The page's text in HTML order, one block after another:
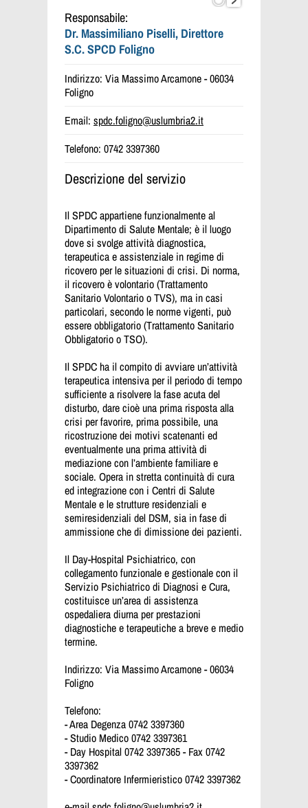
Responsabile:
Dr. Massimiliano Piselli, Direttore
S.C. SPCD Foligno
Indirizzo: Via Massimo Arcamone - 06034
Foligno
Email: spdc.foligno@uslumbria2.it
Telefono: 0742 3397360
Descrizione del servizio
Il SPDC appartiene funzionalmente al
Dipartimento di Salute Mentale; è il luogo
dove si svolge attività diagnostica,
terapeutica e assistenziale in regime di
ricovero per le situazioni di crisi. Di norma,
il ricovero è volontario (Trattamento
Sanitario Volontario o TVS), ma in casi
particolari, secondo le norme vigenti, può
essere obbligatorio (Trattamento Sanitario
Obbligatorio o TSO).
Il SPDC ha il compito di avviare un’attività
terapeutica intensiva per il periodo di tempo
sufficiente a risolvere la fase acuta del
disturbo, dare cioè una prima risposta alla
crisi per favorire, prima possibile, una
ricostruzione dei motivi scatenanti ed
eventualmente una prima attività di
mediazione con l’ambiente familiare e
sociale. Opera in stretta continuità di cura
ed integrazione con i Centri di Salute
Mentale e le strutture residenziali e
semiresidenziali del DSM, sia in fase di
ammissione che di dimissione dei pazienti.
Il Day-Hospital Psichiatrico, con
collegamento funzionale e gestionale con il
Servizio Psichiatrico di Diagnosi e Cura,
costituisce un’area di assistenza
ospedaliera diurna per prestazioni
diagnostiche e terapeutiche a breve e medio
termine.
Indirizzo: Via Massimo Arcamone - 06034
Foligno
Telefono:
- Area Degenza 0742 3397360
- Studio Medico 0742 3397361
- Day Hospital 0742 3397365 - Fax 0742
3397362
- Coordinatore Infermieristico 0742 3397362